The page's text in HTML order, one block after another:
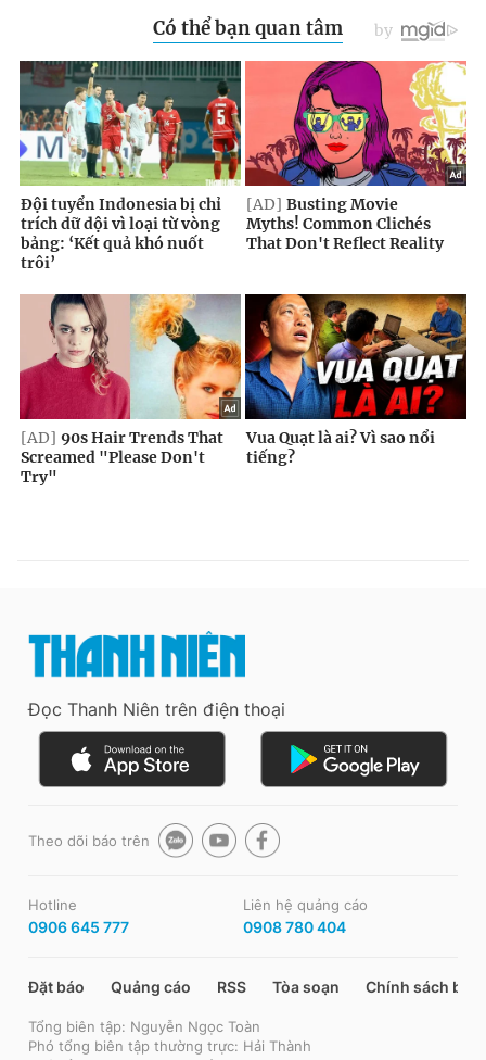
Đọc Thanh Niên trên điện thoại
Theo dõi báo trên
Hotline
0906 645 777
Liên hệ quảng cáo
0908 780 404
Đặt báo Quảng cáo RSS Tòa soạn Chính sách bảo
Tổng biên tập: Nguyễn Ngọc Toàn
Phó tổng biên tập thường trực: Hải Thành